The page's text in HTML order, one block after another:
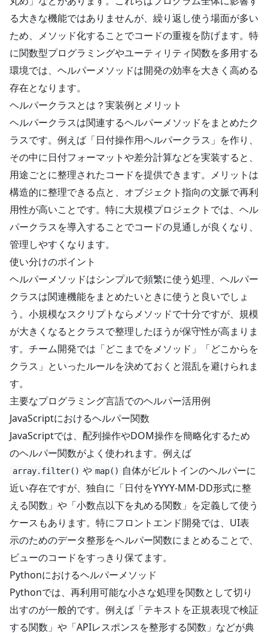
る大きな機能ではありませんが、繰り返し使う場面が多い
ため、メソッド化することでコードの重複を防げます。特
に関数型プログラミングやユーティリティ関数を多用する
環境では、ヘルパーメソッドは開発の効率を大きく高める
存在となります。
ヘルパークラスとは？実装例とメリット
ヘルパークラスは関連するヘルパーメソッドをまとめたク
ラスです。例えば「日付操作用ヘルパークラス」を作り、
その中に日付フォーマットや差分計算などを実装すると、
用途ごとに整理されたコードを提供できます。メリットは
構造的に整理できる点と、オブジェクト指向の文脈で再利
用性が高いことです。特に大規模プロジェクトでは、ヘル
パークラスを導入することでコードの見通しが良くなり、
管理しやすくなります。
使い分けのポイント
ヘルパーメソッドはシンプルで頻繁に使う処理、ヘルパー
クラスは関連機能をまとめたいときに使うと良いでしょ
う。小規模なスクリプトならメソッドで十分ですが、規模
が大きくなるとクラスで整理したほうが保守性が高まりま
す。チーム開発では「どこまでをメソッド」「どこからを
クラス」といったルールを決めておくと混乱を避けられま
す。
主要なプログラミング言語でのヘルパー活用例
JavaScriptにおけるヘルパー関数
JavaScriptでは、配列操作やDOM操作を簡略化するため
のヘルパー関数がよく使われます。例えば
array.filter() や map() 自体がビルトインのヘルパーに
近い存在ですが、独自に「日付をYYYY-MM-DD形式に整
える関数」や「小数点以下を丸める関数」を定義して使う
ケースもあります。特にフロントエンド開発では、UI表
示のためのデータ整形をヘルパー関数にまとめることで、
ビューのコードをすっきり保てます。
Pythonにおけるヘルパーメソッド
Pythonでは、再利用可能な小さな処理を関数として切り
出すのが一般的です。例えば「テキストを正規表現で検証
する関数」や「APIレスポンスを整形する関数」などが典